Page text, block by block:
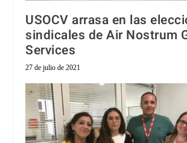
USOCV arrasa en las
sindicales de Air Nostrum
Services
27 de julio de 2021